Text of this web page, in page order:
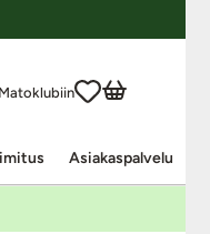
Asiakaspalvelu